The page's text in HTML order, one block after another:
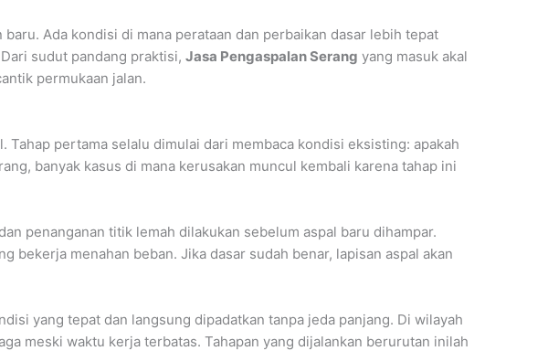
Ada kondisi di mana perataan dan perbaikan dasar lebih tepat
sudut pandang praktisi, Jasa Pengaspalan Serang yang masuk akal
permukaan jalan.
Tahap pertama selalu dimulai dari membaca kondisi eksisting: apakah
banyak kasus di mana kerusakan muncul kembali karena tahap ini
penanganan titik lemah dilakukan sebelum aspal baru dihampar.
bekerja menahan beban. Jika dasar sudah benar, lapisan aspal akan
yang tepat dan langsung dipadatkan tanpa jeda panjang. Di wilayah
meski waktu kerja terbatas. Tahapan yang dijalankan berurutan inilah